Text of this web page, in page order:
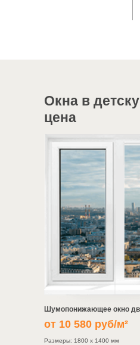
Окна в
цена
Шумопонижающее окно
от 10 580 руб/м²
Размеры: 1800 х 1400 мм